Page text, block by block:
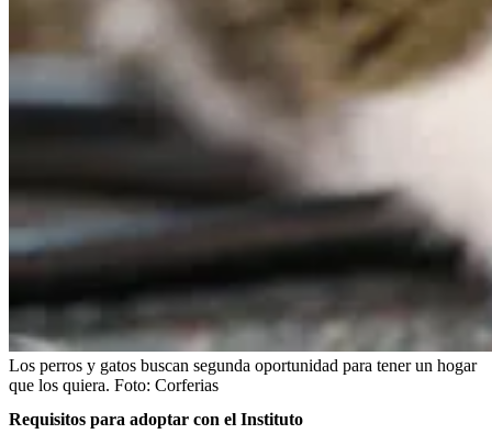
Los perros y gatos buscan segunda oportunidad para tener un hogar
que los quiera. Foto: Corferias
Requisitos para adoptar con el Instituto